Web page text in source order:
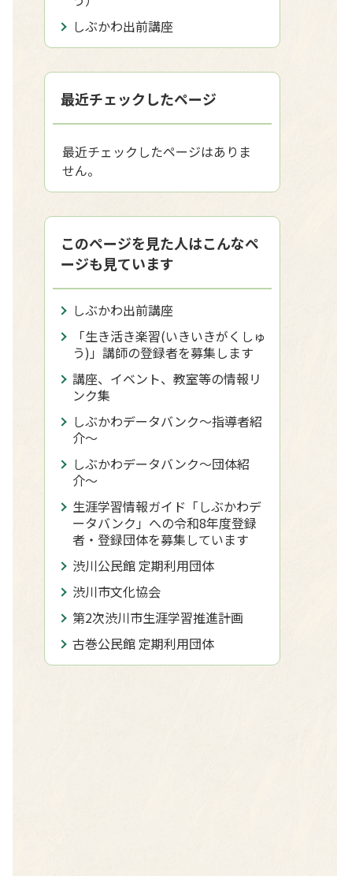
しぶかわ出前講座
最近チェックしたページ
最近チェックしたページはありま
せん。
このページを見た人はこんなペ
ージも見ています
しぶかわ出前講座
「生き活き楽習(いきいきがくしゅ
う)」講師の登録者を募集します
講座、イベント、教室等の情報リ
ンク集
しぶかわデータバンク〜指導者紹
介〜
しぶかわデータバンク〜団体紹
介〜
生涯学習情報ガイド「しぶかわデ
ータバンク」への令和8年度登録
者・登録団体を募集しています
渋川公民館 定期利用団体
渋川市文化協会
第2次渋川市生涯学習推進計画
古巻公民館 定期利用団体